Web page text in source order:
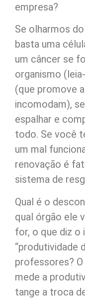
empresa?
Se olharmos
basta uma
um câncer se
organismo
(que promove
incomodam),
espalhar e
todo. Se você
um mal
renovação é
sistema de
Qual é o
qual órgão ele
for, o que diz o
“produtividade
professores?
mede a
tange a troca